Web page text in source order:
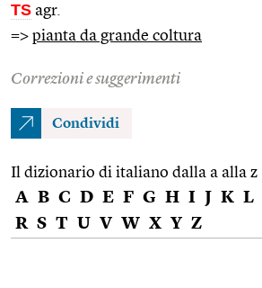
TS agr.
=> pianta da grande coltura
Correzioni e suggerimenti
Condividi
Il dizionario di italiano dalla a alla z
A B C D E F G H I J K L
R S T U V W X Y Z